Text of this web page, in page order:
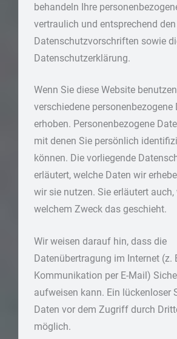
behandeln Ihre
vertraulich und entsprechend
Datenschutzvorschriften sowie
Datenschutzerklärung.
Wenn Sie diese Website
verschiedene personenbezogene
erhoben. Personenbezogene
mit denen Sie persönlich
können. Die vorliegende
erläutert, welche Daten wir
wir sie nutzen. Sie erläutert auch,
welchem Zweck das geschieht.
Wir weisen darauf hin, dass die
Datenübertragung im Internet (z.
Kommunikation per E-Mail)
aufweisen kann. Ein lückenloser
Daten vor dem Zugriff durch
möglich.